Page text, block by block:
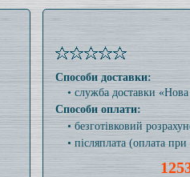
Способи доставки:
• служба доставки
Способи оплати:
• безготівковий
• післяплата (оплата